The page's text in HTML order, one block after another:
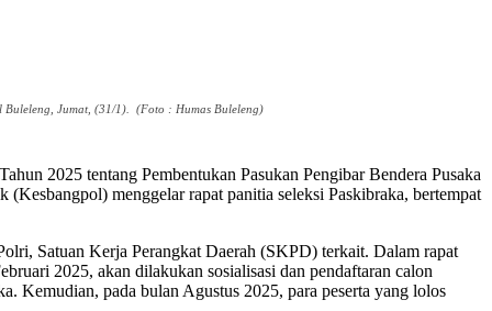
Buleleng, Jumat, (31/1). (Foto : Humas Buleleng)
2025 tentang Pembentukan Pasukan Pengibar Bendera Pusaka
menggelar rapat panitia seleksi Paskibraka, bertempat
Satuan Kerja Perangkat Daerah (SKPD) terkait. Dalam rapat
2025, akan dilakukan sosialisasi dan pendaftaran calon
Kemudian, pada bulan Agustus 2025, para peserta yang lolos